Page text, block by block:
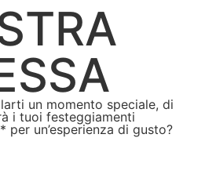
un momento speciale, di
i tuoi festeggiamenti
un’esperienza di gusto?